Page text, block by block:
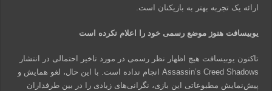
ارائه یک تجربه بهتر به بازیکنان است.
یوبیسافت هنوز موضع رسمی خود را اعلام نکرده است
تاکنون یوبیسافت هیچ اظهار نظر رسمی در مورد تاخیر احتمالی در انتشار
Assassin’s Creed Shadows انجام نداده است. با این حال، لغو همایش و
پیش‌نمایش مطبوعاتی این بازی، نگرانی‌های زیادی را در بین طرفداران